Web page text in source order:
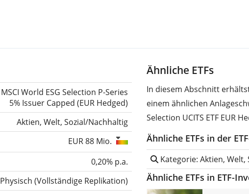
MSCI World ESG Selection P-Series
5% Issuer Capped (EUR Hedged)
Aktien, Welt, Sozial/Nachhaltig
EUR 88 Mio.
0,20% p.a.
Physisch (Vollständige Replikation)
Ähnliche ETFs
In diesem Abschnitt
einem ähnlichen
Selection UCITS ETF EUR
Ähnliche ETFs in der
Kategorie: Aktien,
Ähnliche ETFs in ETF-